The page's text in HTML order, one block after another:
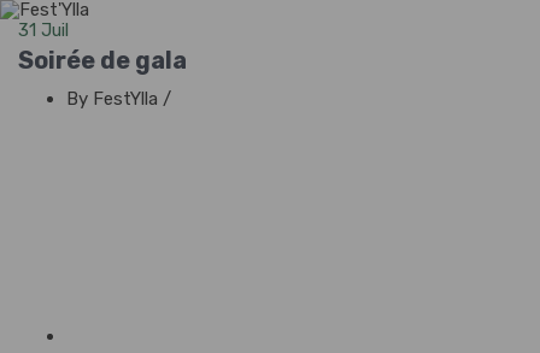
31 Juil
Soirée de gala
By FestYlla /